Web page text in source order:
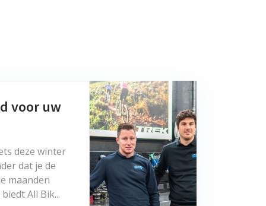
voor uw
deze winter
dat je de
maanden
All Bik...